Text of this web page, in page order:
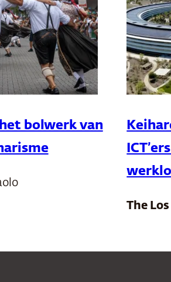
bolwerk van
The